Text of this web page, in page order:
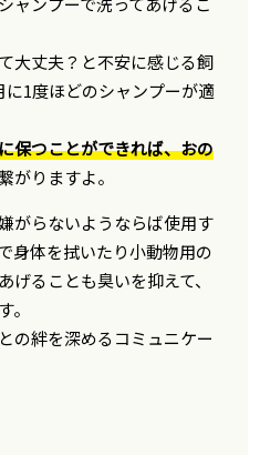
大丈夫？と不安に感じる飼
1度ほどのシャンプーが適
保つことができれば、おの
がりますよ。
がらないようならば使用す
身体を拭いたり小動物用の
げることも臭いを抑えて、
。
の絆を深めるコミュニケー